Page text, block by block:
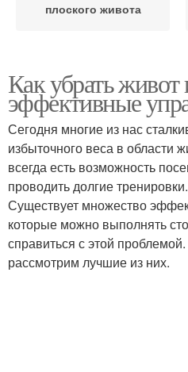
плоского живота
Плоский живот
Живот в домашних
условиях
Китайские упражнения
Как убрать живот
эффективные
Сегодня многие из нас
избыточного веса в области
всегда есть возможность
проводить долгие
Существует множество
которые можно выполнять
справиться с этой
рассмотрим лучшие из них.